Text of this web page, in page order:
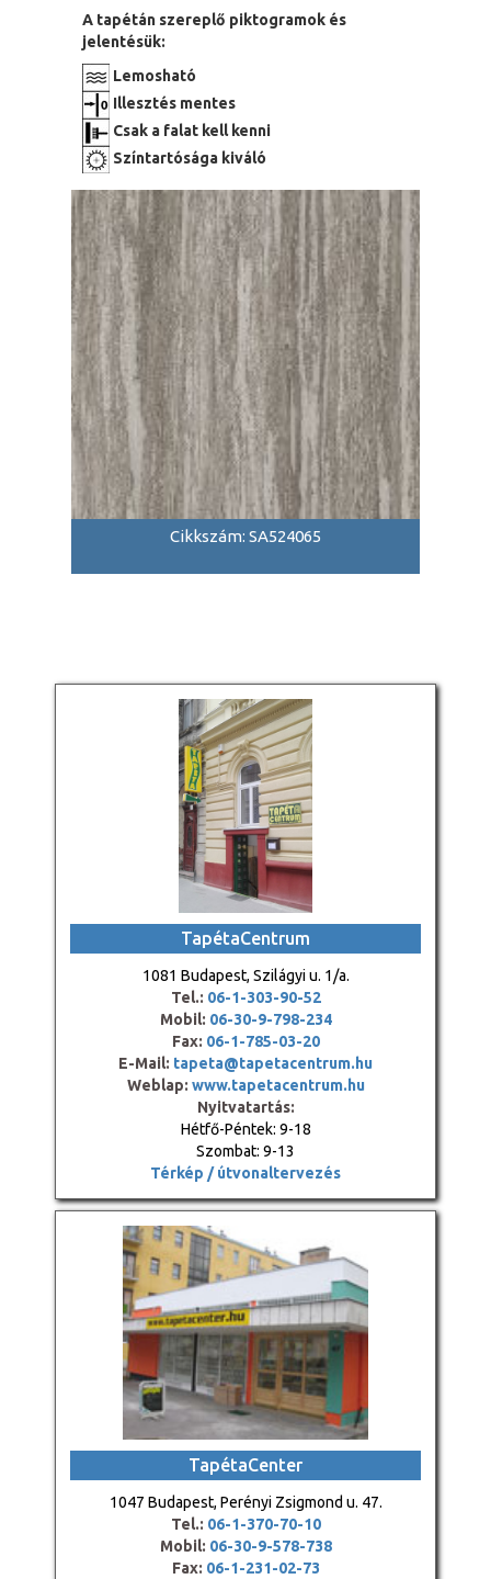
A tapétán szereplő piktogramok és
jelentésük:
Lemosható
Illesztés mentes
Csak a falat kell kenni
Színtartósága kiváló
Cikkszám: SA524065
TapétaCentrum
1081 Budapest, Szilágyi u. 1/a.
Tel.: 06-1-303-90-52
Mobil: 06-30-9-798-234
Fax: 06-1-785-03-20
E-Mail: tapeta@tapetacentrum.hu
Weblap: www.tapetacentrum.hu
Nyitvatartás:
Hétfő-Péntek: 9-18
Szombat: 9-13
Térkép / útvonaltervezés
TapétaCenter
1047 Budapest, Perényi Zsigmond u. 47.
Tel.: 06-1-370-70-10
Mobil: 06-30-9-578-738
Fax: 06-1-231-02-73